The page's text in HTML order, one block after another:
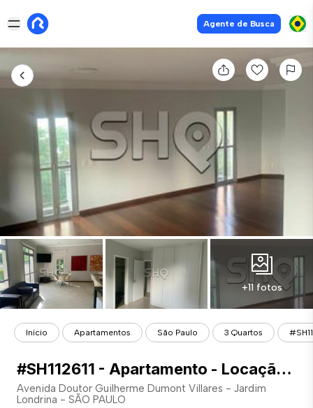
Agente de Busca
+11 fotos
Início Apartamentos São Paulo 3 Quartos
#SH112611 - Apartamento - Locação com 180.00 m² , 3 Quarto(s), por R$ 6.000
Avenida Doutor Guilherme Dumont Villares - Jardim
Londrina - SÃO PAULO